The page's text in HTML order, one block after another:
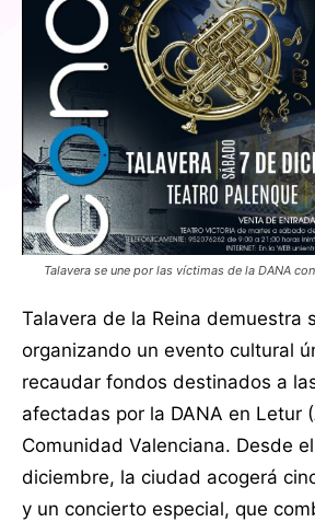
Talavera se une por las víctimas de la DANA
Talavera de la Reina demuestra
organizando un evento cultural
recaudar fondos destinados a
afectadas por la DANA en Letur
Comunidad Valenciana. Desde
diciembre, la ciudad acogerá
y un concierto especial, que